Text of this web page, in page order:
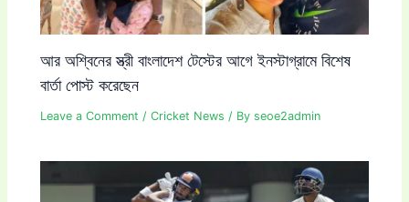
আর অশ্বিনের স্ত্রী বাংলাদেশ টেস্টের আগে ইনস্টাগ্রামে বিশেষ
বার্তা পোস্ট করেছেন
Leave a Comment /Cricket News / Byseoe2admin